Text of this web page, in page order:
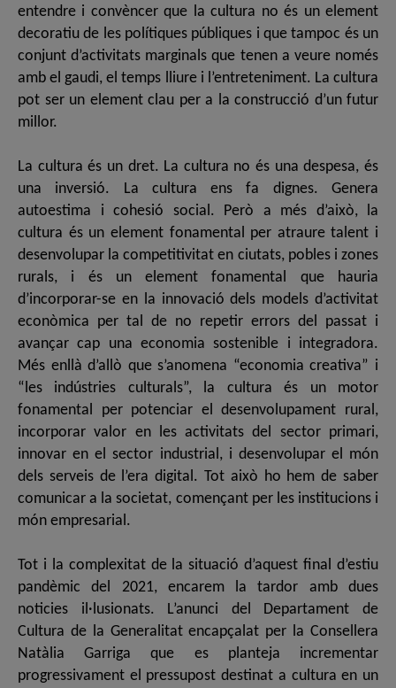
entendre i convèncer que la cultura no és un element
decoratiu de les polítiques públiques i que tampoc és un
conjunt d’activitats marginals que tenen a veure només
amb el gaudi, el temps lliure i l’entreteniment. La cultura
pot ser un element clau per a la construcció d’un futur
millor.
La cultura és un dret. La cultura no és una despesa, és
una inversió. La cultura ens fa dignes. Genera
autoestima i cohesió social. Però a més d’això, la
cultura és un element fonamental per atraure talent i
desenvolupar la competitivitat en ciutats, pobles i zones
rurals, i és un element fonamental que hauria
d’incorporar-se en la innovació dels models d’activitat
econòmica per tal de no repetir errors del passat i
avançar cap una economia sostenible i integradora.
Més enllà d’allò que s’anomena “economia creativa” i
“les indústries culturals”, la cultura és un motor
fonamental per potenciar el desenvolupament rural,
incorporar valor en les activitats del sector primari,
innovar en el sector industrial, i desenvolupar el món
dels serveis de l’era digital. Tot això ho hem de saber
comunicar a la societat, començant per les institucions i
món empresarial.
Tot i la complexitat de la situació d’aquest final d’estiu
pandèmic del 2021, encarem la tardor amb dues
noticies il·lusionats. L’anunci del Departament de
Cultura de la Generalitat encapçalat per la Consellera
Natàlia Garriga que es planteja incrementar
progressivament el pressupost destinat a cultura en un